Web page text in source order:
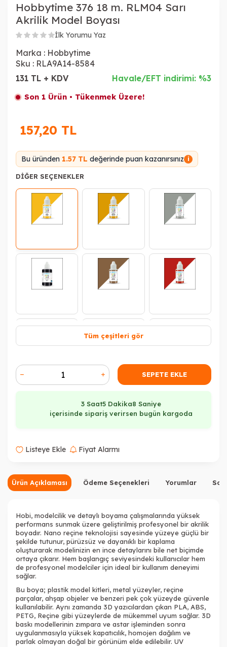
Hobbytime 376 18 m. RLM04 Sarı
Akrilik Model Boyası
İlk Yorumu Yaz
Marka : Hobbytime
Sku : RLA9A14-8584
131 TL + KDV
Havale/EFT indirimi: %3
Son 1 Ürün • Tükenmek Üzere!
157,20 TL
Bu üründen 1.57 TL değerinde puan kazanırsınız i
DIĞER SEÇENEKLER
Tükendi
Tüm çeşitleri gör
SEPETE EKLE
3 Saat5 Dakika7 Saniye
içerisinde sipariş verirsen bugün kargoda
Listeye Ekle Fiyat Alarmı
Ürün Açıklaması Ödeme Seçenekleri Yorumlar
Hobi, modelcilik ve detaylı boyama çalışmalarında yüksek
performans sunmak üzere geliştirilmiş profesyonel bir akrilik
boyadır. Nano reçine teknolojisi sayesinde yüzeye güçlü bir
şekilde tutunur, pürüzsüz ve dayanıklı bir kaplama
oluşturarak modelinizin en ince detaylarını bile net biçimde
ortaya çıkarır. Hem başlangıç seviyesindeki kullanıcılar hem
de profesyonel modelciler için ideal bir kullanım deneyimi
sağlar.
Bu boya; plastik model kitleri, metal yüzeyler, reçine
parçalar, ahşap objeler ve benzeri pek çok yüzeyde güvenle
kullanılabilir. Aynı zamanda 3D yazıcılardan çıkan PLA, ABS,
PETG, Reçine gibi yüzeylerde de mükemmel uyum sağlar. 3D
baskı modellerinin zımpara ve astar işleminden sonra
uygulanmasıyla yüksek kapatıcılık, homojen dağılım ve
parlak olmayan doğal bir görünüm elde edilebilir. UV